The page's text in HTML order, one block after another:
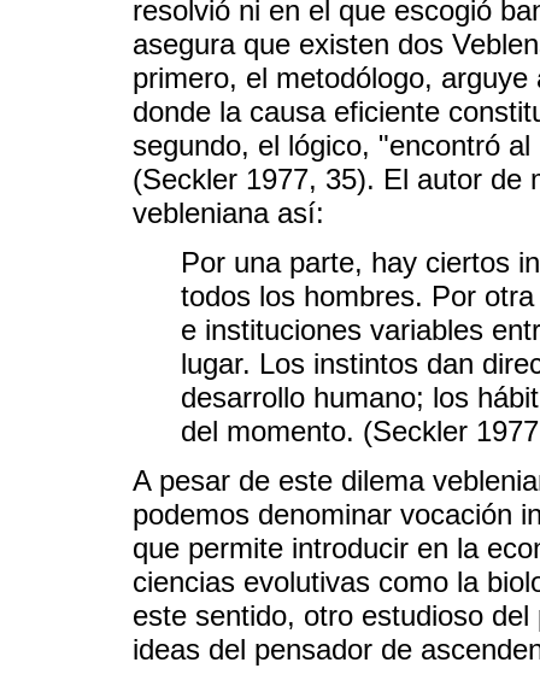
resolvió ni en el que escogió
asegura que existen dos
primero, el metodólogo,
donde la causa eficiente
segundo, el lógico, "encontró
(Seckler 1977, 35). El autor de
vebleniana así:
Por una parte, hay ciertos
todos los hombres. Por
e instituciones variables
lugar. Los instintos dan
desarrollo humano; los
del momento. (Seckler
A pesar de este dilema
podemos denominar vocación
que permite introducir en la
ciencias evolutivas como la
este sentido, otro estudioso
ideas del pensador de